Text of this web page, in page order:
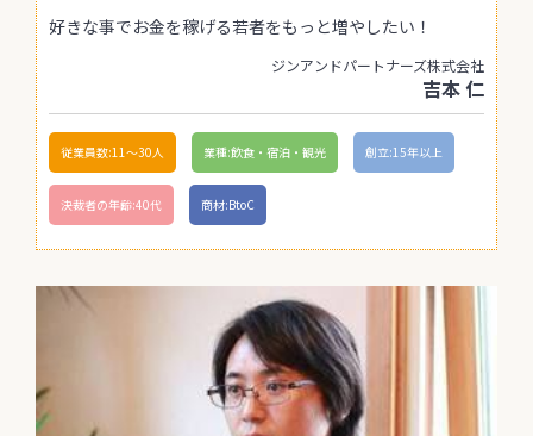
好きな事でお金を稼げる若者をもっと増やしたい！
ジンアンドパートナーズ株式会社
吉本 仁
従業員数:11〜30人 業種:飲食・宿泊・観光 創立:15年以上
決裁者の年齢:40代 商材:BtoC